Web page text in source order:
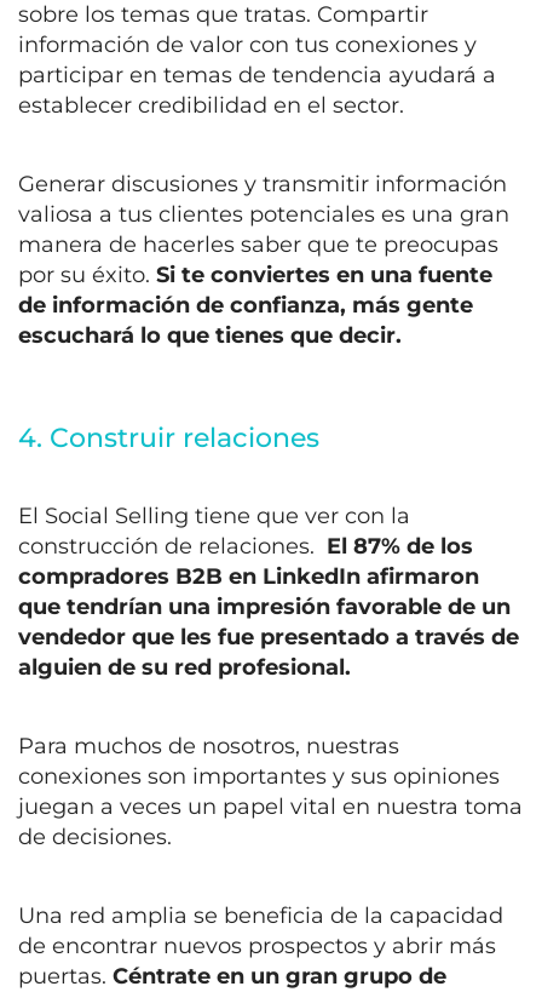
sobre los temas que tratas. Compartir
información de valor con tus conexiones y
participar en temas de tendencia ayudará a
establecer credibilidad en el sector.
Generar discusiones y transmitir información
valiosa a tus clientes potenciales es una gran
manera de hacerles saber que te preocupas
por su éxito. Si te conviertes en una fuente
de información de confianza, más gente
escuchará lo que tienes que decir.
4. Construir relaciones
El Social Selling tiene que ver con la
construcción de relaciones. El 87% de los
compradores B2B en LinkedIn afirmaron
que tendrían una impresión favorable de un
vendedor que les fue presentado a través de
alguien de su red profesional.
Para muchos de nosotros, nuestras
conexiones son importantes y sus opiniones
juegan a veces un papel vital en nuestra toma
de decisiones.
Una red amplia se beneficia de la capacidad
de encontrar nuevos prospectos y abrir más
puertas. Céntrate en un gran grupo de